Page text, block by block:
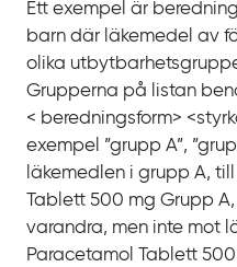
Ett exempel är
barn där läkemedel av
olika
Grupperna på listan
< beredningsform>
exempel ”grupp A”,
läkemedlen i grupp A,
Tablett 500 mg Grupp
varandra, men inte mot
Paracetamol Tablett 500